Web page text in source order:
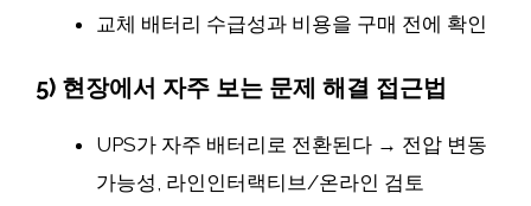
교체 배터리 수급성과 비용을 구매 전에 확인
5) 현장에서 자주 보는 문제 해결 접근법
UPS가 자주 배터리로 전환된다 → 전압 변동
가능성, 라인인터랙티브/온라인 검토